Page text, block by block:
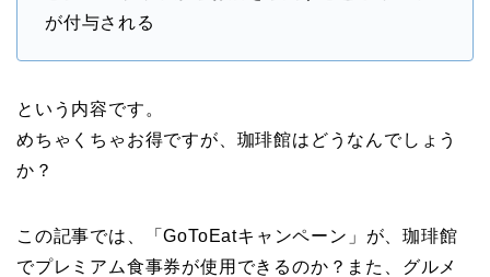
が付与される
という内容です。
めちゃくちゃお得ですが、珈琲館はどうなんでしょう
か？
この記事では、「GoToEatキャンペーン」が、珈琲館
でプレミアム食事券が使用できるのか？また、グルメ